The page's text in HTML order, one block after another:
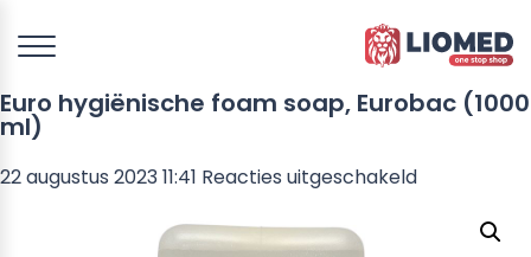
Euro hygiënische foam soap, Eurobac (1000
ml)
22 augustus 2023 11:41 Reacties uitgeschakeldvoor
hygiënische